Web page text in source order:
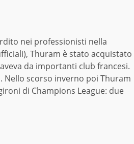
nei professionisti nella
Thuram è stato acquistato
da importanti club francesi.
Nello scorso inverno poi Thuram
di Champions League: due